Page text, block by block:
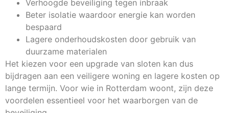
Verhoogde beveiliging tegen inbraak
Beter isolatie waardoor energie kan worden
bespaard
Lagere onderhoudskosten door gebruik van
duurzame materialen
Het kiezen voor een upgrade van sloten kan dus
bijdragen aan een veiligere woning en lagere kosten op
lange termijn. Voor wie in Rotterdam woont, zijn deze
voordelen essentieel voor het waarborgen van de